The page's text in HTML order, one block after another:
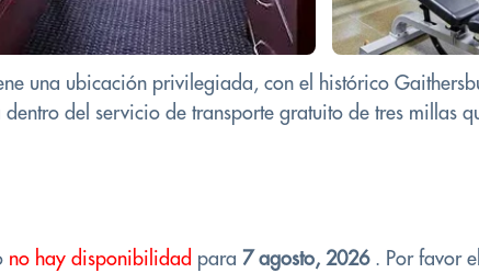
una ubicación privilegiada, con el histórico
del servicio de transporte gratuito de tres millas
no hay disponibilidad para 7 agosto, 2026. Por favor